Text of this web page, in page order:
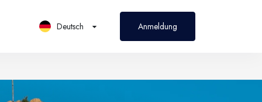
Deutsch Anmeldung